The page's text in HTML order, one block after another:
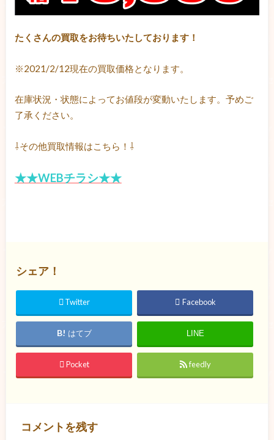
たくさんの買取をお待ちいたしております！
※2021/2/12現在の買取価格となります。
在庫状況・状態によってお値段が変動いたします。予めご
了承ください。
⇩その他買取情報はこちら！⇩
★★WEBチラシ★★
シェア！
Twitter Facebook
はてブ LINE
Pocket feedly
コメントを残す